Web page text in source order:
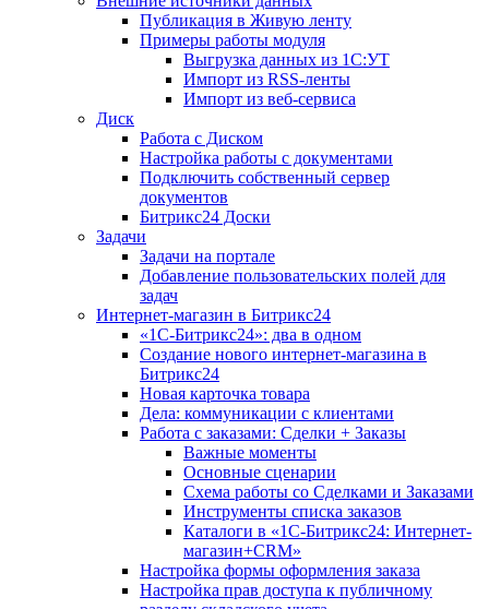
Публикация в Живую ленту
Примеры работы модуля
Выгрузка данных из 1С:УТ
Импорт из RSS-ленты
Импорт из веб-сервиса
Диск
Работа с Диском
Настройка работы с документами
Подключить собственный сервер
документов
Битрикс24 Доски
Задачи
Задачи на портале
Добавление пользовательских полей для
задач
Интернет-магазин в Битрикс24
«1С-Битрикс24»: два в одном
Создание нового интернет-магазина в
Битрикс24
Новая карточка товара
Дела: коммуникации с клиентами
Работа с заказами: Сделки + Заказы
Важные моменты
Основные сценарии
Схема работы со Сделками и Заказами
Инструменты списка заказов
Каталоги в «1С-Битрикс24: Интернет-
магазин+CRM»
Настройка формы оформления заказа
Настройка прав доступа к публичному